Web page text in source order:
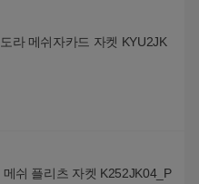
라 메쉬자카드 자켓 KYU2JK
쉬 플리츠 자켓 K252JK04_P